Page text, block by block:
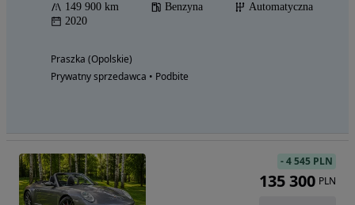
149 900 km Benzyna
Automatyczna
2020
Praszka (Opolskie)
Prywatny sprzedawca • Podbite
-4 545 PLN
135 300 PLN